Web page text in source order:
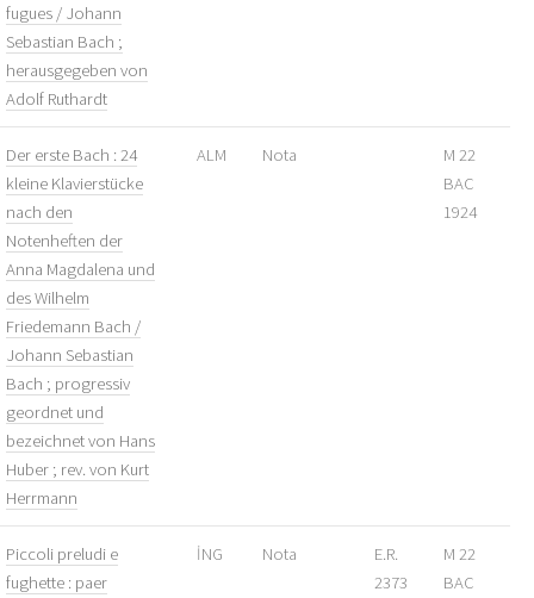
fugues / Johann
Sebastian Bach ;
herausgegeben von
Adolf Ruthardt
Der erste Bach : 24
kleine Klavierstücke
nach den
Notenheften der
Anna Magdalena und
des Wilhelm
Friedemann Bach /
Johann Sebastian
Bach ; progressiv
geordnet und
bezeichnet von Hans
Huber ; rev. von Kurt
Herrmann
ALM Nota
M 22
BAC
1924
Piccoli preludi e
fughette : paer
İNG Nota
E.R.
2373
M 22
BAC